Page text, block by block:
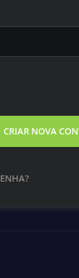
CRIAR NOVA